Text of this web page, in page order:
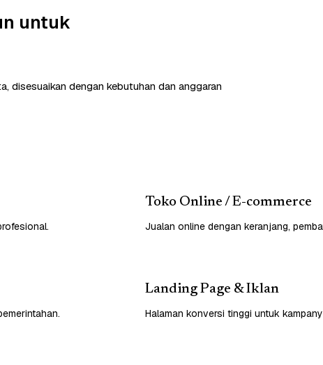
untuk
disesuaikan dengan kebutuhan dan anggaran
Toko Online / E-commerce
Jualan online dengan keranjang,
Landing Page & Iklan
Halaman konversi tinggi untuk